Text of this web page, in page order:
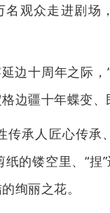
观众走进剧场
边十周年之际
边疆十年蝶变、
承人匠心传承
纸的镂空里、“
绚丽之花。